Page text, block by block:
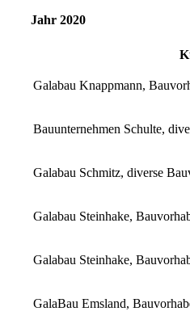
Jahr 2020
Galabau Knappmann,
Bauunternehmen Schulte,
Galabau Schmitz, diverse
Galabau Steinhake,
Galabau Steinhake,
GalaBau Emsland,